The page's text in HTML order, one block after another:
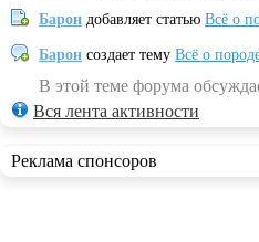
Барон добавляет статью Всё о
Барон создает тему Всё о
В этой теме форума
Вся лента активности
Реклама спонсоров